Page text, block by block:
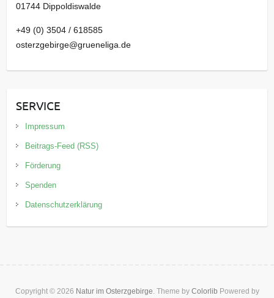
01744 Dippoldiswalde
+49 (0) 3504 / 618585
osterzgebirge@grueneliga.de
SERVICE
Impressum
Beitrags-Feed (RSS)
Förderung
Spenden
Datenschutzerklärung
Copyright © 2026 Natur im Osterzgebirge . Theme by Colorlib Powered by